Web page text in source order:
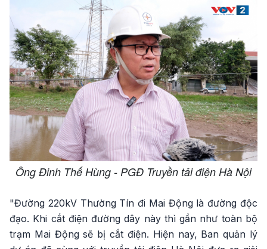
Ông Đinh Thế Hùng - PGĐ Truyền tải điện Hà Nội
"Đường 220kV Thường Tín đi Mai Động là đường độc
đạo. Khi cắt điện đường dây này thì gần như toàn bộ
trạm Mai Động sẽ bị cắt điện. Hiện nay, Ban quản lý